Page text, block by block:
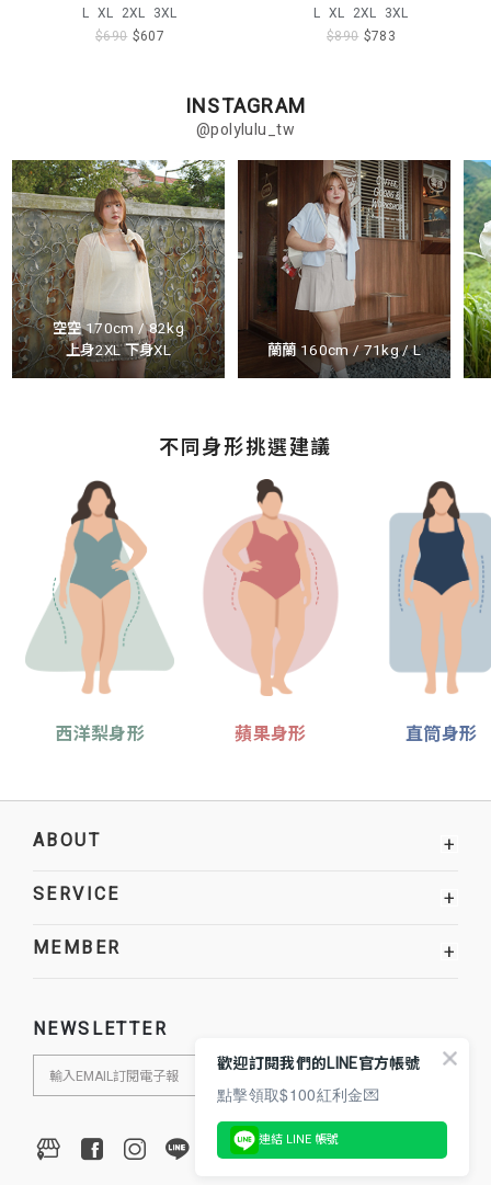
L XL 2XL 3XL
$690 $607
L XL 2XL 3XL
$890 $783
INSTAGRAM
@polylulu_tw
空空 170cm / 82kg
上身2XL 下身XL
蘭蘭 160cm / 71kg / L
不同身形挑選建議
西洋梨身形 蘋果身形 直筒身形
ABOUT +
SERVICE +
MEMBER +
NEWSLETTER
歡迎訂閱我們的LINE官方帳號
點擊領取$100紅利金💌
連結 LINE 帳號